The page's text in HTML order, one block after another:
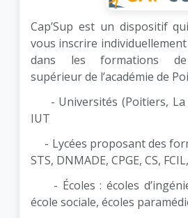
Cap’Sup est un dispositif
vous inscrire
dans les formations de
supérieur de l’académie de
- Universités (Poitiers, La
IUT
- Lycées proposant des
STS, DNMADE, CPGE, CS,
- Écoles : écoles
école sociale, écoles